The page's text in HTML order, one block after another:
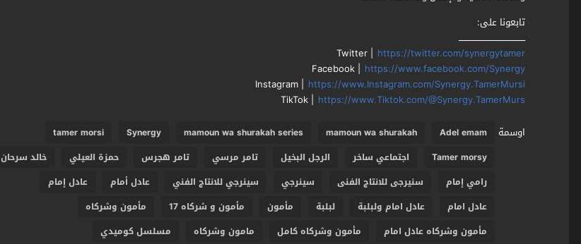
تابعونا على:
ـــــــــــــــــــــــــــــــــــــــــــــــ
Twitter | https://twitter.com/synergytamer
Facebook | https://www.facebook.com/Synergy
Instagram | https://www.Instagram.com/Synergy.TamerMursi
TikTok | https://www.Tiktok.com/@Synergy.TamerMurs
اوسمة
Adel emam
mamoun wa shurakah
mamoun wa shurakah series
Synergy
tamer morsi
Tamer morsy
اجتماعي ساخر الرجل البخيل تامر مرسي تامر هجرس حمزة العيلي
خالد سرحان
رامي إمام
سنيرجى للانتاج الفنى سينرجي سينرجي للانتاج الفني عادل أمام
عادل إمام
عادل امام
عادل امام ولبلبة لبلبة مأمون مأمون و شركاه 17
مأمون وشركاه
مأمون وشركاه عادل امام
مأمون وشركاه كامل مامون وشركاه مسلسل كوميدي